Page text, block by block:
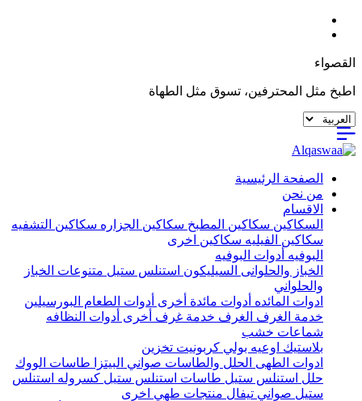
القصواء
اطبخ مثل المحترفين، تسوق مثل الطهاة
الصفحة الرئيسية
من نحن
الاقسام
السكاكين سكاكين المطبخ سكاكين الجزاره سكاكين التشفيه
سكاكين الفيليه سكاكين اخرى
البوفيه أدوات البوفيه
الخباز والحلوانى السيليكون استنلس ستيل متنوعات الخباز
والحلواني
ادوات المائده أدوات مائدة أخرى أدوات الطعام البورسيلين
خدمة الغرف الغرف خدمة غرف أخرى أدوات النظافه
شماعات خشب
بلاستيك اوعيه بولي كربونيت تخزين
ادوات الطهى الحلل والطاسات صواني البيتزا طاسات الووك
حلل استنلس ستيل طاسات استنلس ستيل كسروله استنلس
ستيل صواني تيفال منتجات طهي اخرى